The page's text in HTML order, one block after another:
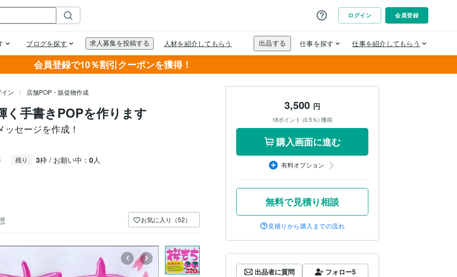
会員登録で10％割引クーポンを獲得！
ン 店舗POP・販促物作成
手書きPOPを作ります
セージを作成！
残り 3枠 / お願い中： 0人
お気に入り（52）
3,500 円
18ポイント (0.5％) 獲得
購入画面に進む
有料オプション
無料で見積り相談
見積りから購入までの流れ
出品者に質問 フォロー5